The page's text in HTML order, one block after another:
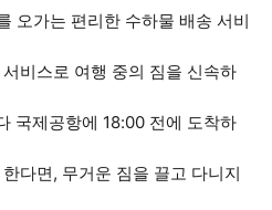
오가는 편리한 수하물 배송 서비
비스로 여행 중의 짐을 신속하
국제공항에 18:00 전에 도착하
다면, 무거운 짐을 끌고 다니지